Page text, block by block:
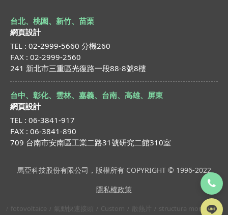
台北、桃園、新竹、苗栗
網頁設計
TEL : 02-2999-5660 分機260
FAX : 02-2999-2560
241 新北市三重區光復路一段88-8號8樓
台中、彰化、雲林、嘉義、台南、高雄、屏東
網頁設計
TEL : 06-3841-917
FAX : 06-3841-890
709 台南市安南區工業二路31號研究二館310室
馬亞科技股份有限公司，版權所有 COPYRIGHT © 1996-2022
隱私權政策
fotovoltaice 氣動快速接頭 Custom 散熱片
structura montaj